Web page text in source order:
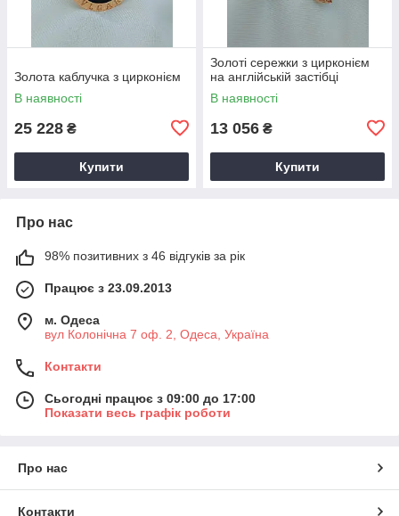
Золота каблучка з цирконієм
В наявності
25 228 ₴
Купити
Золоті сережки з цирконієм
на англійській застібці
В наявності
13 056 ₴
Купити
Про нас
98% позитивних з 46 відгуків за рік
Працює з 23.09.2013
м. Одеса
вул Колонічна 7 оф. 2, Одеса, Україна
Контакти
Сьогодні працює з 09:00 до 17:00
Показати весь графік роботи
Про нас
Контакти